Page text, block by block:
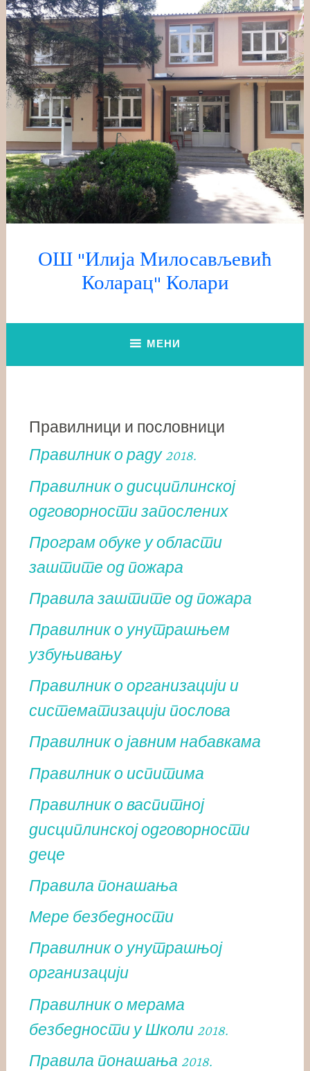
Скочи
на
садржај
ОШ "Илија Милосављевић
Коларац" Колари
МЕНИ
Правилници и пословници
Правилник о раду 2018.
Правилник о дисциплинској
одговорности запослених
Програм обуке у области
заштите од пожара
Правила заштите од пожара
Правилник о унутрашњем
узбуњивању
Правилник о организацији и
систематизацији послова
Правилник о јавним набавкама
Правилник о испитима
Правилник о васпитној
дисциплинској одговорности
деце
Правила понашања
Мере безбедности
Правилник о унутрашњој
организацији
Правилник о мерама
безбедности у Школи 2018.
Правила понашања 2018.